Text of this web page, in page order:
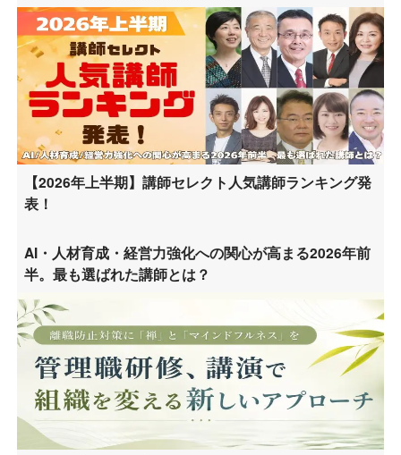
【2026年上半期】講師セレクト人気講師ランキング発
表！
AI・人材育成・経営力強化への関心が高まる2026年前
半。最も選ばれた講師とは？